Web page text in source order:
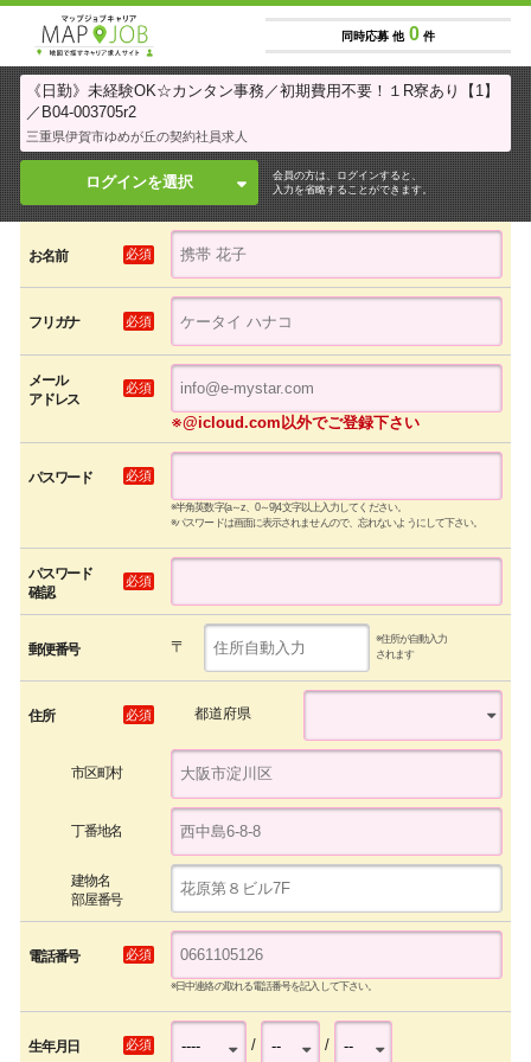
同時応募 他 0 件
《日勤》未経験OK☆カンタン事務／初期費用不要！１R寮あり【1】
／B04-003705r2
三重県伊賀市ゆめが丘の契約社員求人
ログインを選択
会員の方は、ログインすると、
入力を省略することができます。
お名前 必須
フリガナ 必須
メール
アドレス
必須
※@icloud.com以外でご登録下さい
パスワード 必須
※半角英数字(a～z、0～9)4文字以上入力してください。
※パスワードは画面に表示されませんので、忘れないようにして下さい。
パスワード
確認
必須
郵便番号 〒
※住所が自動入力
されます
住所 必須 都道府県
市区町村
丁番地名
建物名
部屋番号
電話番号 必須
※日中連絡の取れる電話番号を記入して下さい。
生年月日 必須 / /